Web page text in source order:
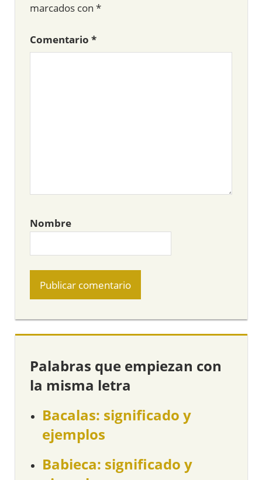
marcados con *
Comentario *
Nombre
Palabras que empiezan con
la misma letra
Bacalas: significado y
ejemplos
Babieca: significado y